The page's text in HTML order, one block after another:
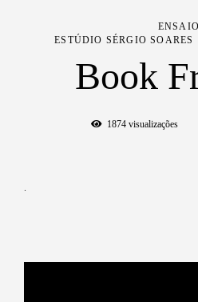
ENSAIO
ESTÚDIO SÉRGIO SOARES
Book
1874visualizações